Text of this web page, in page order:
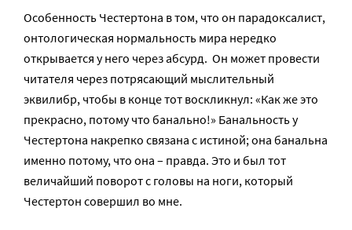
Особенность Честертона в том, что он парадоксалист,
онтологическая нормальность мира нередко
открывается у него через абсурд. Он может провести
читателя через потрясающий мыслительный
эквилибр, чтобы в конце тот воскликнул: «Как же это
прекрасно, потому что банально!» Банальность у
Честертона накрепко связана с истиной; она банальна
именно потому, что она – правда. Это и был тот
величайший поворот с головы на ноги, который
Честертон совершил во мне.